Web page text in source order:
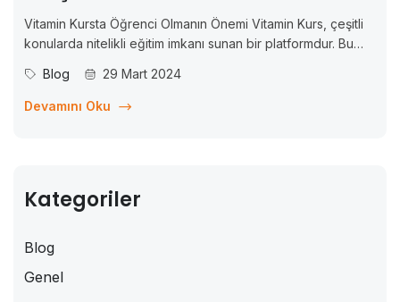
Vitamin Kursta Öğrenci Olmanın Önemi Vitamin Kurs, çeşitli
konularda nitelikli eğitim imkanı sunan bir platformdur. Bu
gelişim açısından büyük bir fırsat sunmaktadır. Bu makalede,
Vitamin Kursta öğrenci olmanın avantajları ve nasıl
Blog 29 Mart 2024
Devamını Oku
Kategoriler
Blog
Genel